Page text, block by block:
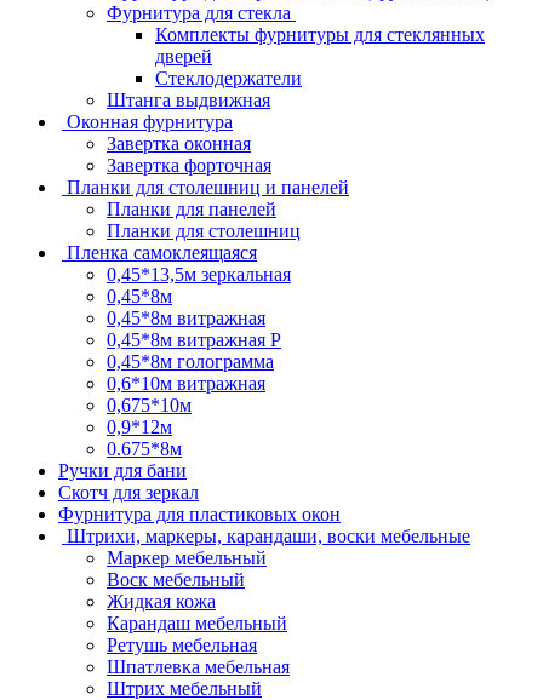
Фурнитура для стекла
Комплекты фурнитуры для стеклянных
дверей
Стеклодержатели
Штанга выдвижная
Оконная фурнитура
Завертка оконная
Завертка форточная
Планки для столешниц и панелей
Планки для панелей
Планки для столешниц
Пленка самоклеящаяся
0,45*13,5м зеркальная
0,45*8м
0,45*8м витражная
0,45*8м витражная Р
0,45*8м голограмма
0,6*10м витражная
0,675*10м
0,9*12м
0.675*8м
Ручки для бани
Скотч для зеркал
Фурнитура для пластиковых окон
Штрихи, маркеры, карандаши, воски мебельные
Маркер мебельный
Воск мебельный
Жидкая кожа
Карандаш мебельный
Ретушь мебельная
Шпатлевка мебельная
Штрих мебельный